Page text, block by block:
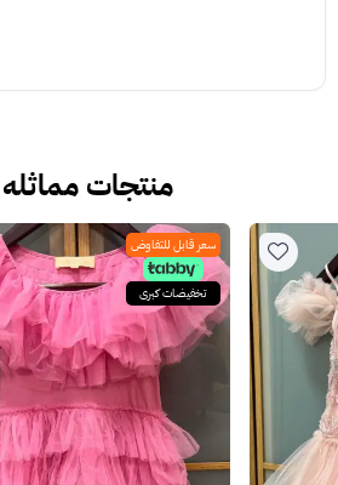
منتجات مماثله
سعر قابل للتفاوض
تخفيضات كبرى